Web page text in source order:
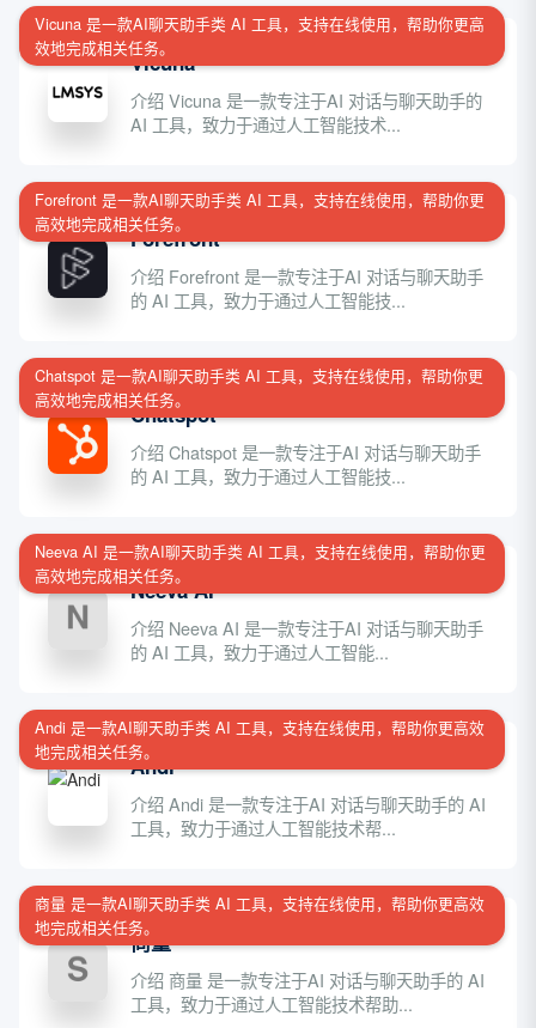
Vicuna 是一款AI聊天助手类 AI 工具，支持在线使用，帮助你更高
效地完成相关任务。
Vicuna
介绍 Vicuna 是一款专注于AI 对话与聊天助手的
AI 工具，致力于通过人工智能技术...
Forefront 是一款AI聊天助手类 AI 工具，支持在线使用，帮助你更
高效地完成相关任务。
Forefront
介绍 Forefront 是一款专注于AI 对话与聊天助手
的 AI 工具，致力于通过人工智能技...
Chatspot 是一款AI聊天助手类 AI 工具，支持在线使用，帮助你更
高效地完成相关任务。
Chatspot
介绍 Chatspot 是一款专注于AI 对话与聊天助手
的 AI 工具，致力于通过人工智能技...
Neeva AI 是一款AI聊天助手类 AI 工具，支持在线使用，帮助你更
高效地完成相关任务。
Neeva AI
介绍 Neeva AI 是一款专注于AI 对话与聊天助手
的 AI 工具，致力于通过人工智能...
Andi 是一款AI聊天助手类 AI 工具，支持在线使用，帮助你更高效
地完成相关任务。
Andi
介绍 Andi 是一款专注于AI 对话与聊天助手的 AI
工具，致力于通过人工智能技术帮...
商量 是一款AI聊天助手类 AI 工具，支持在线使用，帮助你更高效
地完成相关任务。
商量
介绍 商量 是一款专注于AI 对话与聊天助手的 AI
工具，致力于通过人工智能技术帮助...